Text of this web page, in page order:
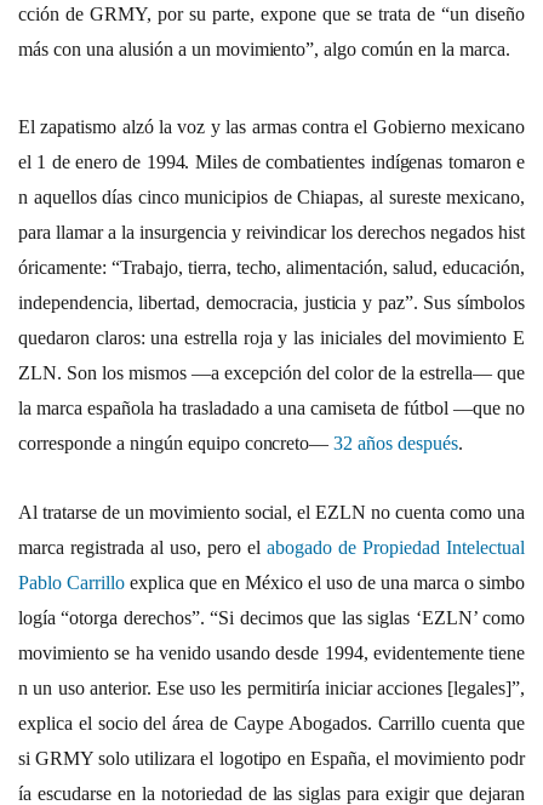
cción de GRMY, por su parte, expone que se trata de “un diseño
más con una alusión a un movimiento”, algo común en la marca.
El zapatismo alzó la voz y las armas contra el Gobierno mexicano
el 1 de enero de 1994. Miles de combatientes indígenas tomaron e
n aquellos días cinco municipios de Chiapas, al sureste mexicano,
para llamar a la insurgencia y reivindicar los derechos negados hist
óricamente: “Trabajo, tierra, techo, alimentación, salud, educación,
independencia, libertad, democracia, justicia y paz”. Sus símbolos
quedaron claros: una estrella roja y las iniciales del movimiento E
ZLN. Son los mismos —a excepción del color de la estrella— que
la marca española ha trasladado a una camiseta de fútbol —que no
corresponde a ningún equipo concreto— 32 años después.
Al tratarse de un movimiento social, el EZLN no cuenta como una
marca registrada al uso, pero el abogado de Propiedad Intelectual
Pablo Carrillo explica que en México el uso de una marca o simbo
logía “otorga derechos”. “Si decimos que las siglas ‘EZLN’ como
movimiento se ha venido usando desde 1994, evidentemente tiene
n un uso anterior. Ese uso les permitiría iniciar acciones [legales]”,
explica el socio del área de Caype Abogados. Carrillo cuenta que
si GRMY solo utilizara el logotipo en España, el movimiento podr
ía escudarse en la notoriedad de las siglas para exigir que dejaran